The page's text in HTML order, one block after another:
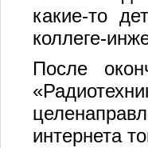
какие-то
коллеге-
После
интернета